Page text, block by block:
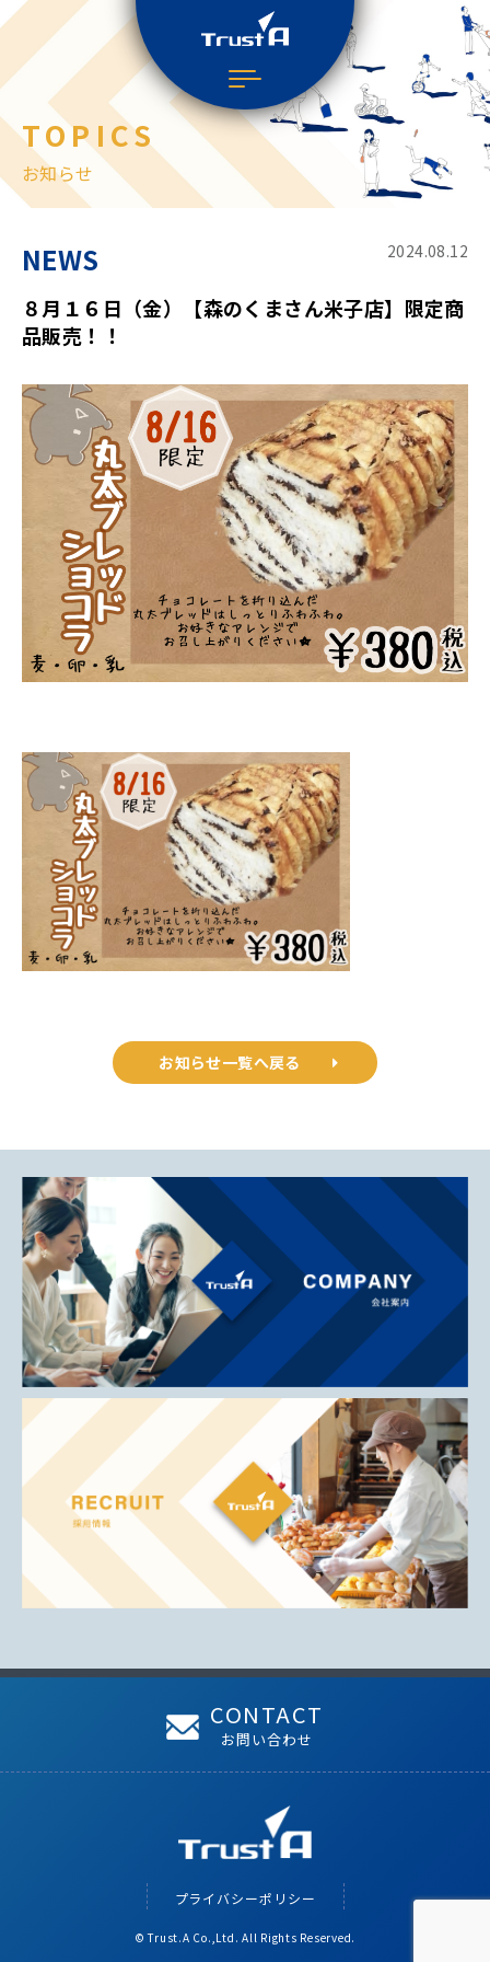
TOPICS
お知らせ
NEWS 2024.08.12
８月１６日（金）【森のくまさん米子店】限定商
品販売！！
お知らせ一覧へ戻る
CONTACT
お問い合わせ
プライバシーポリシー
© Trust.A Co.,Ltd. All Rights Reserved.